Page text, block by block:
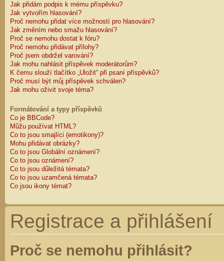
Jak přidám podpis k mému příspěvku?
Jak vytvořím hlasování?
Proč nemohu přidat více možností pro hlasování?
Jak změním nebo smažu hlasování?
Proč se nemohu dostat k fóru?
Proč nemohu přidávat přílohy?
Proč jsem obdržel varování?
Jak mohu nahlásit příspěvek moderátorům?
K čemu slouží tlačítko „Uložit“ při psaní příspěvků?
Proč musí být můj příspěvek schválen?
Jak mohu oživit svoje téma?
Formátování a typy příspěvků
Co je BBCode?
Můžu používat HTML?
Co to jsou smajlíci (emotikony)?
Mohu přidávat obrázky?
Co to jsou Globální oznámení?
Co to jsou oznámení?
Co to jsou důležitá témata?
Co to jsou uzamčená témata?
Co jsou ikony témat?
Registrace a přihlášení
Proč se nemohu přihlásit?